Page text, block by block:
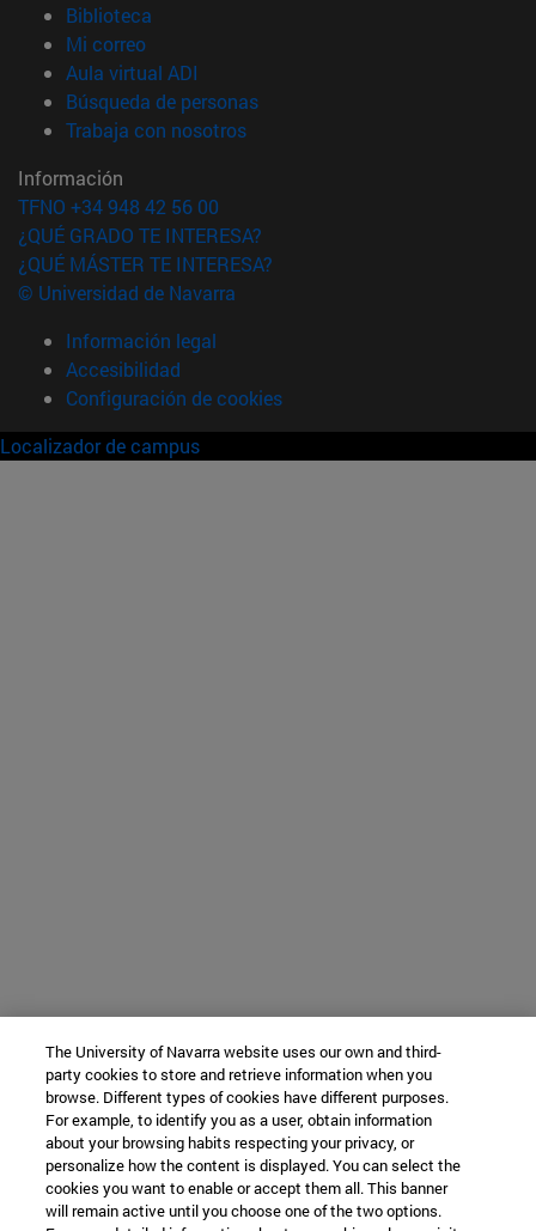
Biblioteca
Mi correo(abre en nueva ventana)
Aula virtual ADI
Búsqueda de personas(abre en nueva ventana)
Trabaja con nosotros(abre en nueva ventana)
Información
TFNO +34 948 42 56 00
¿QUÉ GRADO TE INTERESA?
¿QUÉ MÁSTER TE INTERESA?
© Universidad de Navarra
Información legal
Accesibilidad
Configuración de cookies
Localizador de campus
The University of Navarra website uses our own and third-
party cookies to store and retrieve information when you
browse. Different types of cookies have different purposes.
For example, to identify you as a user, obtain information
about your browsing habits respecting your privacy, or
personalize how the content is displayed. You can select the
cookies you want to enable or accept them all. This banner
will remain active until you choose one of the two options.